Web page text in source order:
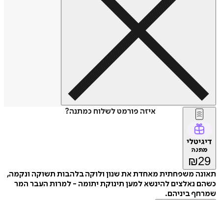
איזה פורמט לשלוח כמתנה?
דיגיטלי
מתנה
₪29
תאונה משפחתית מאחדת את שנון ולוקה בלהבות תשוקה ונקמה,
כשהם נאלצים להינשא למען תינוקת יתומה - למרות העבר המר
שמרחף ביניהם.